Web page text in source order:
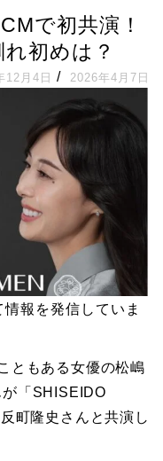
で初共演！
初めは？
12月4日 / 2026年4月7日
報を発信していま
ともある女優の松嶋
「SHISEIDO
町隆史さんと共演し